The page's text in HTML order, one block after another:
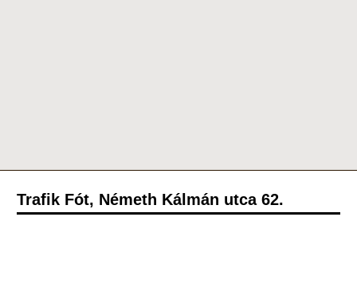
Trafik Fót, Németh Kálmán utca 62.